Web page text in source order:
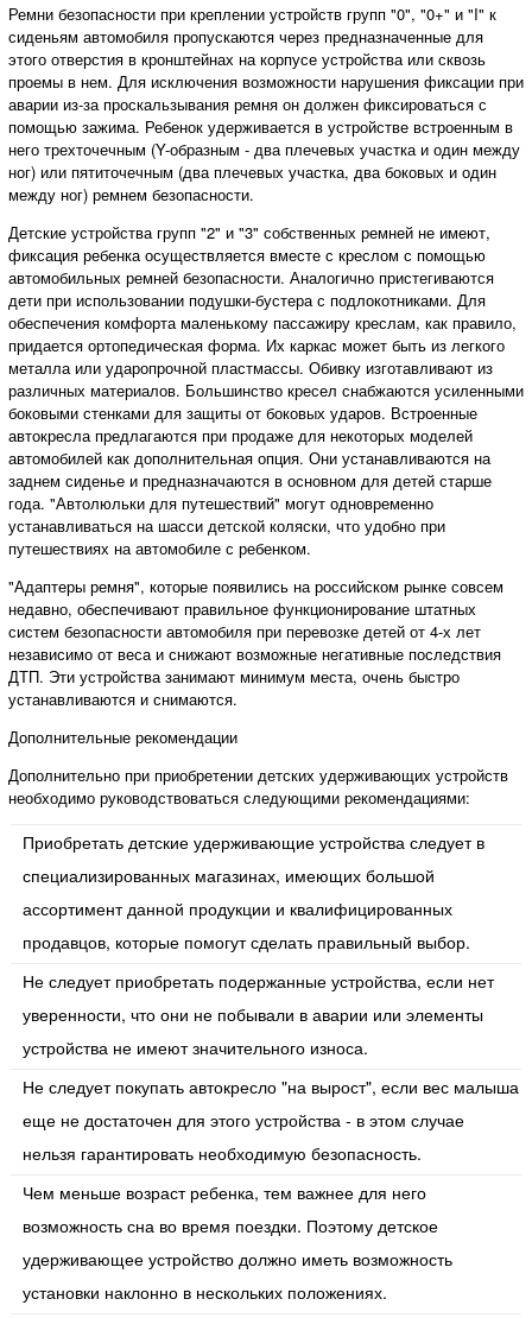
Ремни безопасности при креплении устройств групп "0", "0+" и "I" к
сиденьям автомобиля пропускаются через предназначенные для
этого отверстия в кронштейнах на корпусе устройства или сквозь
проемы в нем. Для исключения возможности нарушения фиксации при
аварии из-за проскальзывания ремня он должен фиксироваться с
помощью зажима. Ребенок удерживается в устройстве встроенным в
него трехточечным (Y-образным - два плечевых участка и один между
ног) или пятиточечным (два плечевых участка, два боковых и один
между ног) ремнем безопасности.
Детские устройства групп "2" и "3" собственных ремней не имеют,
фиксация ребенка осуществляется вместе с креслом с помощью
автомобильных ремней безопасности. Аналогично пристегиваются
дети при использовании подушки-бустера с подлокотниками. Для
обеспечения комфорта маленькому пассажиру креслам, как правило,
придается ортопедическая форма. Их каркас может быть из легкого
металла или ударопрочной пластмассы. Обивку изготавливают из
различных материалов. Большинство кресел снабжаются усиленными
боковыми стенками для защиты от боковых ударов. Встроенные
автокресла предлагаются при продаже для некоторых моделей
автомобилей как дополнительная опция. Они устанавливаются на
заднем сиденье и предназначаются в основном для детей старше
года. "Автолюльки для путешествий" могут одновременно
устанавливаться на шасси детской коляски, что удобно при
путешествиях на автомобиле с ребенком.
"Адаптеры ремня", которые появились на российском рынке совсем
недавно, обеспечивают правильное функционирование штатных
систем безопасности автомобиля при перевозке детей от 4-х лет
независимо от веса и снижают возможные негативные последствия
ДТП. Эти устройства занимают минимум места, очень быстро
устанавливаются и снимаются.
Дополнительные рекомендации
Дополнительно при приобретении детских удерживающих устройств
необходимо руководствоваться следующими рекомендациями:
Приобретать детские удерживающие устройства следует в
специализированных магазинах, имеющих большой
ассортимент данной продукции и квалифицированных
продавцов, которые помогут сделать правильный выбор.
Не следует приобретать подержанные устройства, если нет
уверенности, что они не побывали в аварии или элементы
устройства не имеют значительного износа.
Не следует покупать автокресло "на вырост", если вес малыша
еще не достаточен для этого устройства - в этом случае
нельзя гарантировать необходимую безопасность.
Чем меньше возраст ребенка, тем важнее для него
возможность сна во время поездки. Поэтому детское
удерживающее устройство должно иметь возможность
установки наклонно в нескольких положениях.